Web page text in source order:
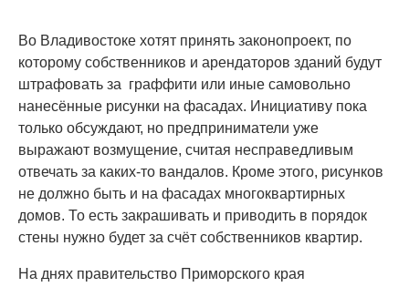
Во Владивостоке хотят принять законопроект, по
которому собственников и арендаторов зданий будут
штрафовать за граффити или иные самовольно
нанесённые рисунки на фасадах. Инициативу пока
только обсуждают, но предприниматели уже
выражают возмущение, считая несправедливым
отвечать за каких-то вандалов. Кроме этого, рисунков
не должно быть и на фасадах многоквартирных
домов. То есть закрашивать и приводить в порядок
стены нужно будет за счёт собственников квартир.
На днях правительство Приморского края